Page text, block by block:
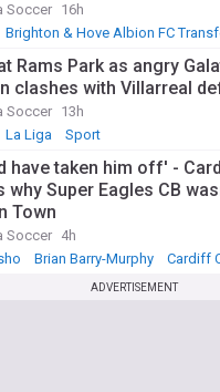
Soccer 16h
Brighton & Hove Albion FC
Rams Park as angry
clashes with Villarreal
Soccer 13h
La Liga Sport
have taken him off' -
why Super Eagles CB
Town
Soccer 4h
Brian Barry-Murphy Cardiff
ADVERTISEMENT